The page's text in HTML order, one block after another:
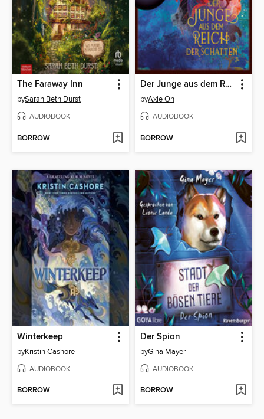
The Faraway Inn
bySarah Beth Durst
AUDIOBOOK
BORROW
Der Junge aus dem Reich der Schatten
byAxie Oh
AUDIOBOOK
BORROW
Winterkeep
byKristin Cashore
AUDIOBOOK
BORROW
Der Spion
byGina Mayer
AUDIOBOOK
BORROW